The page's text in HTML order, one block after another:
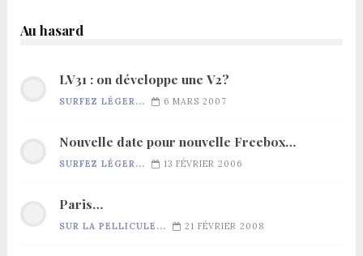
Au hasard
LV31 : on développe une V2?
SURFEZ LÉGER... 6 MARS 2007
Nouvelle date pour nouvelle Freebox…
SURFEZ LÉGER... 13 FÉVRIER 2006
Paris…
SUR LA PELLICULE... 21 FÉVRIER 2008